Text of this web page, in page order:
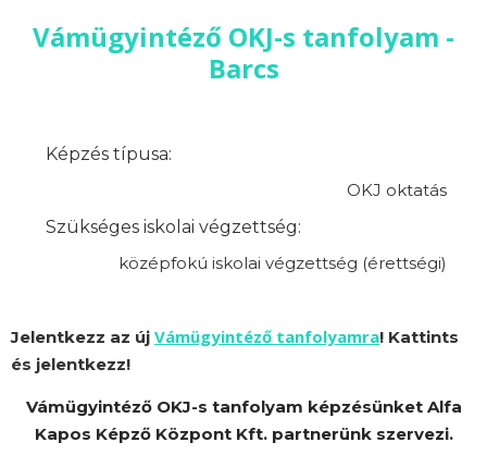
Vámügyintéző OKJ-s tanfolyam -
Barcs
Képzés típusa:
OKJ oktatás
Szükséges iskolai végzettség:
középfokú iskolai végzettség (érettségi)
Jelentkezz az új Vámügyintéző tanfolyamra! Kattints
és jelentkezz!
Vámügyintéző OKJ-s tanfolyam képzésünket Alfa
Kapos Képző Központ Kft. partnerünk szervezi.